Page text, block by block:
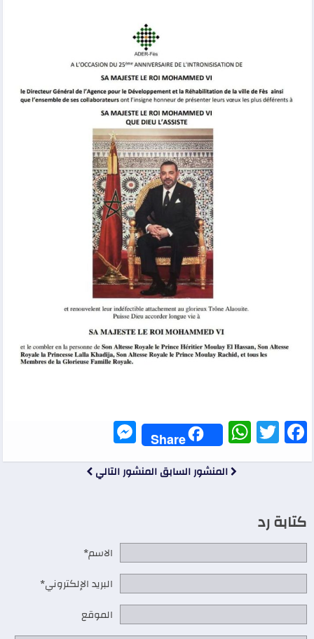
Facebook
Twitter
WhatsApp
Share
المنشور السابقالمنشور التالي
كتابة رد
الاسم*
البريد الإلكتروني*
الموقع